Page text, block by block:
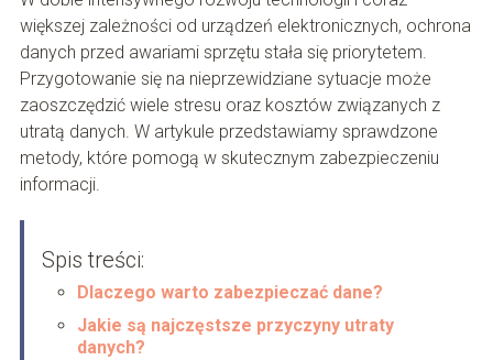
większej zależności od urządzeń elektronicznych, ochrona
danych przed awariami sprzętu stała się priorytetem.
Przygotowanie się na nieprzewidziane sytuacje może
zaoszczędzić wiele stresu oraz kosztów związanych z
utratą danych. W artykule przedstawiamy sprawdzone
metody, które pomogą w skutecznym zabezpieczeniu
informacji.
Spis treści:
Dlaczego warto zabezpieczać dane?
Jakie są najczęstsze przyczyny utraty
danych?